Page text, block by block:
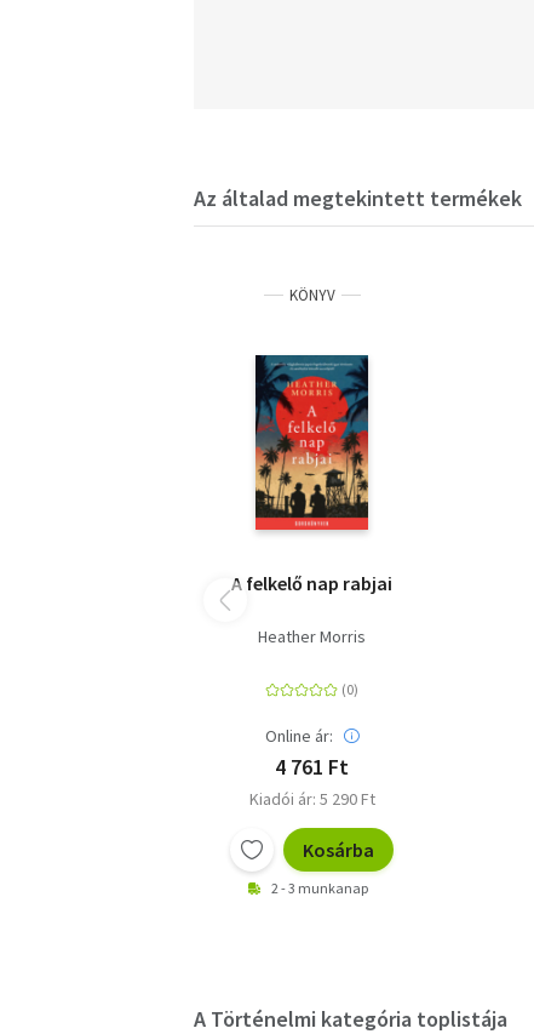
Az általad megtekintett termékek
KÖNYV
A felkelő nap rabjai
Heather Morris
Online ár:
4 761 Ft
Kiadói ár: 5 290 Ft
Kosárba
2 - 3 munkanap
A Történelmi kategória toplistája